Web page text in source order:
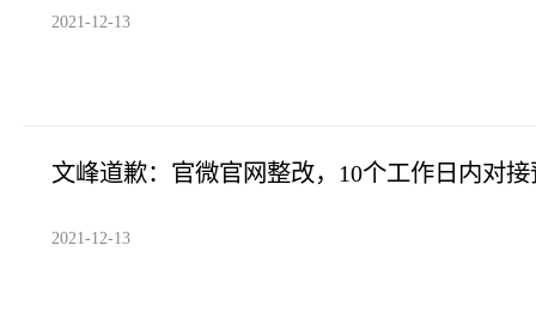
2021-12-13
文峰道歉：官微官网整改，10个工作日内对
2021-12-13